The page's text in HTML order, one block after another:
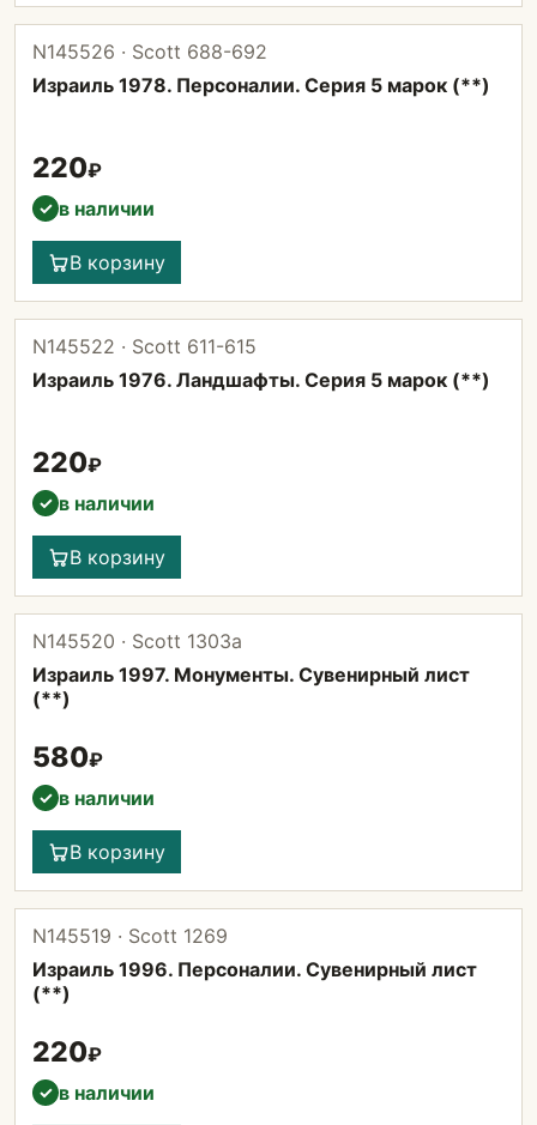
N145526 · Scott 688-692
Израиль 1978. Персоналии. Серия 5 марок (**)
220₽
✓ в наличии
В корзину
N145522 · Scott 611-615
Израиль 1976. Ландшафты. Серия 5 марок (**)
220₽
✓ в наличии
В корзину
N145520 · Scott 1303а
Израиль 1997. Монументы. Сувенирный лист
(**)
580₽
✓ в наличии
В корзину
N145519 · Scott 1269
Израиль 1996. Персоналии. Сувенирный лист
(**)
220₽
✓ в наличии